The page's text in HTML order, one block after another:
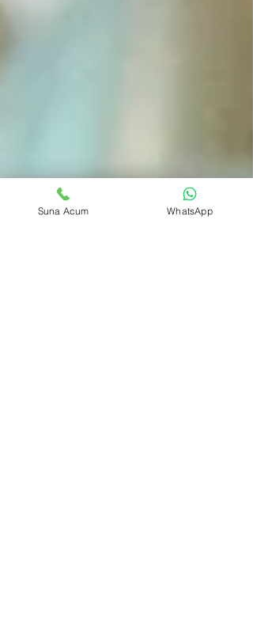
Suna Acum WhatsApp